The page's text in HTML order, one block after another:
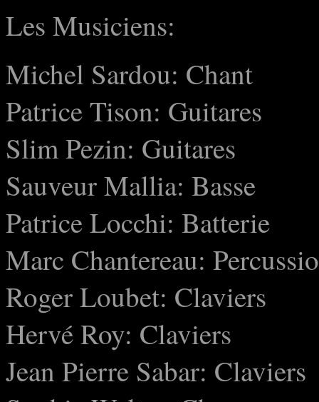
Les Musiciens:
Michel Sardou: Chant
Patrice Tison: Guitares
Slim Pezin: Guitares
Sauveur Mallia: Basse
Patrice Locchi: Batterie
Marc Chantereau:
Roger Loubet: Claviers
Hervé Roy: Claviers
Jean Pierre Sabar: Claviers